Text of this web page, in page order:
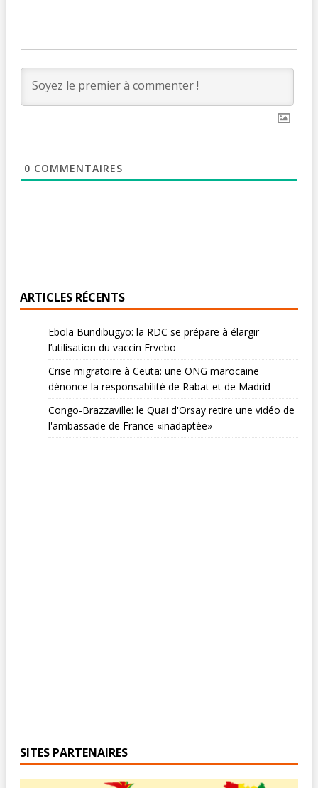
0 COMMENTAIRES
ARTICLES RÉCENTS
Ebola Bundibugyo: la RDC se prépare à élargir
l’utilisation du vaccin Ervebo
Crise migratoire à Ceuta: une ONG marocaine
dénonce la responsabilité de Rabat et de Madrid
Congo-Brazzaville: le Quai d'Orsay retire une vidéo de
l'ambassade de France «inadaptée»
SITES PARTENAIRES